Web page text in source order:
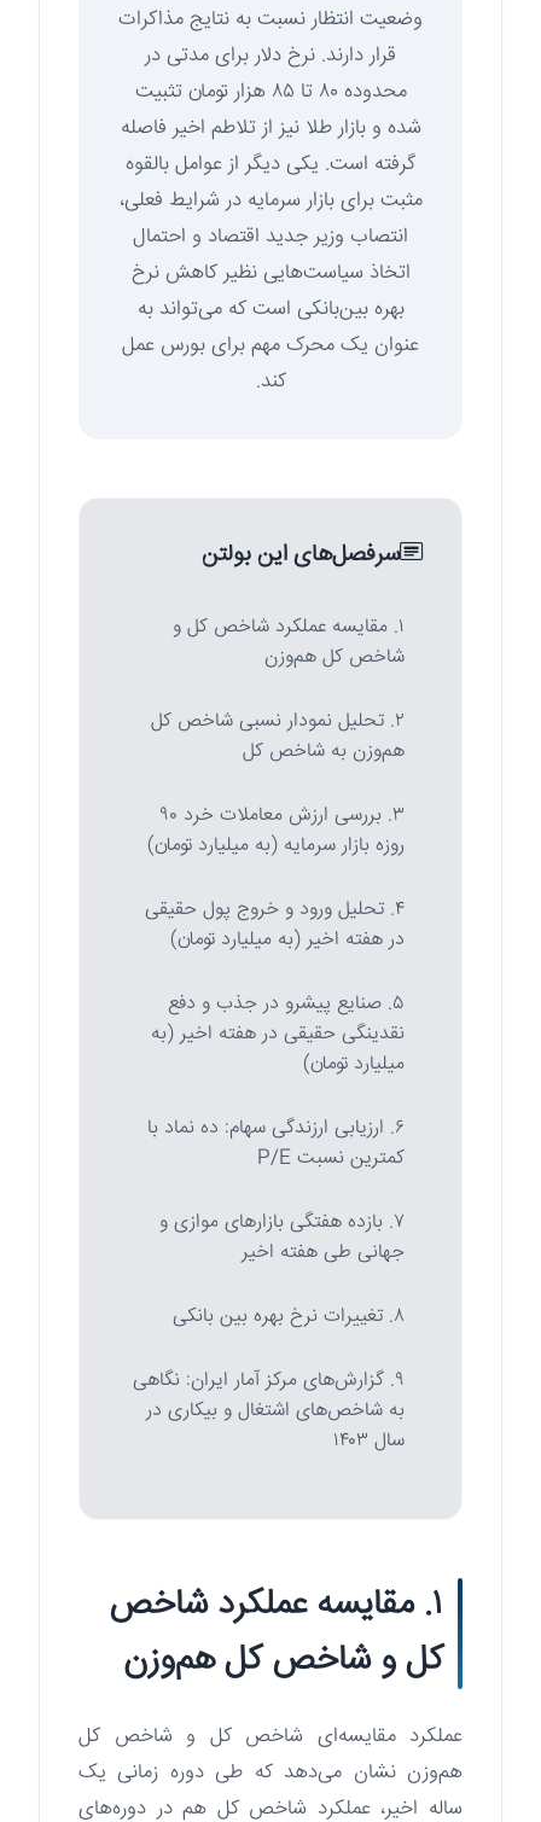
وضعیت انتظار نسبت به نتایج مذاکرات
قرار دارند. نرخ دلار برای مدتی در
محدوده ۸۰ تا ۸۵ هزار تومان تثبیت
شده و بازار طلا نیز از تلاطم اخیر فاصله
گرفته است. یکی دیگر از عوامل بالقوه
مثبت برای بازار سرمایه در شرایط فعلی،
انتصاب وزیر جدید اقتصاد و احتمال
اتخاذ سیاست‌هایی نظیر کاهش نرخ
بهره بین‌بانکی است که می‌تواند به
عنوان یک محرک مهم برای بورس عمل
کند.
سرفصل‌های این بولتن
۱. مقایسه عملکرد شاخص کل و
شاخص کل هم‌وزن
۲. تحلیل نمودار نسبی شاخص کل
هم‌وزن به شاخص کل
۳. بررسی ارزش معاملات خرد ۹۰
روزه بازار سرمایه (به میلیارد تومان)
۴. تحلیل ورود و خروج پول حقیقی
در هفته اخیر (به میلیارد تومان)
۵. صنایع پیشرو در جذب و دفع
نقدینگی حقیقی در هفته اخیر (به
میلیارد تومان)
۶. ارزیابی ارزندگی سهام: ده نماد با
کمترین نسبت P/E
۷. بازده هفتگی بازارهای موازی و
جهانی طی هفته اخیر
۸. تغییرات نرخ بهره بین بانکی
۹. گزارش‌های مرکز آمار ایران: نگاهی
به شاخص‌های اشتغال و بیکاری در
سال ۱۴۰۳
۱. مقایسه عملکرد شاخص
کل و شاخص کل هم‌وزن
عملکرد مقایسه‌ای شاخص کل و شاخص کل
هم‌وزن نشان می‌دهد که طی دوره زمانی یک
ساله اخیر، عملکرد شاخص کل هم در دوره‌های